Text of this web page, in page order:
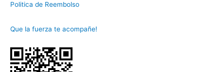
Politica de Reembolso
Que la fuerza te acompañe!